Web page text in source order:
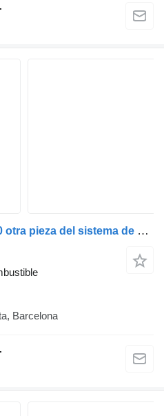
Tubo Inyector 5001851040 otra pieza del sistema de combustible para Renault camión
Barcelona